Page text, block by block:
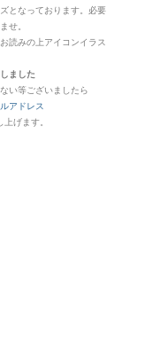
となっております。必要
せ。
読みの上アイコンイラス
ました
い等ございましたら
アドレス
げます。